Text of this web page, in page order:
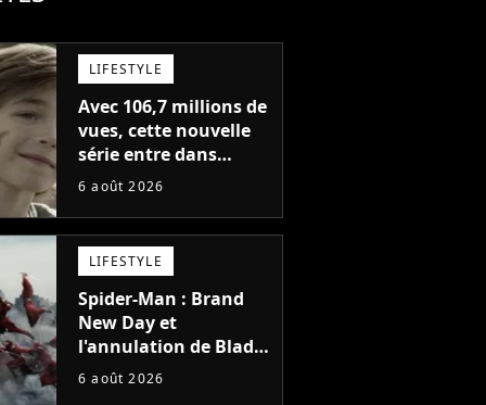
LIFESTYLE
Avec 106,7 millions de
vues, cette nouvelle
série entre dans
l'histoire de Netflix en
6 août 2026
LIFESTYLE
Spider-Man : Brand
New Day et
l'annulation de Blade
montrent que Marvel
6 août 2026